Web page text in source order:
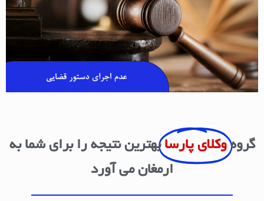
گروه وکلای پارسا بهترین نتیجه را برای شما به
ارمغان می آورد